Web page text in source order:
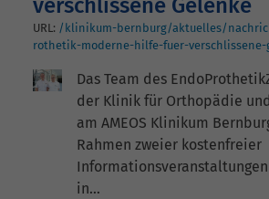
verschlissene Gelenke
URL: /klinikum-bernburg/aktuelles/
rothetik-moderne-hilfe-fuer-
Das Team des
der Klinik für Orthopädie
am AMEOS Klinikum
Rahmen zweier kostenfreier
Informationsveranstaltungen
in…